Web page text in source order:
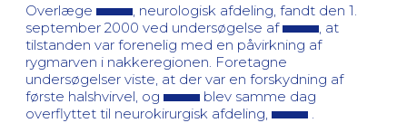
Overlæge
, neurologisk afdeling, fandt den 1.
september 2000 ved undersøgelse af
, at
tilstanden var forenelig med en påvirkning af
rygmarven i nakkeregionen. Foretagne
undersøgelser viste, at der var en forskydning af
første halshvirvel, og
blev samme dag
overflyttet til neurokirurgisk afdeling,